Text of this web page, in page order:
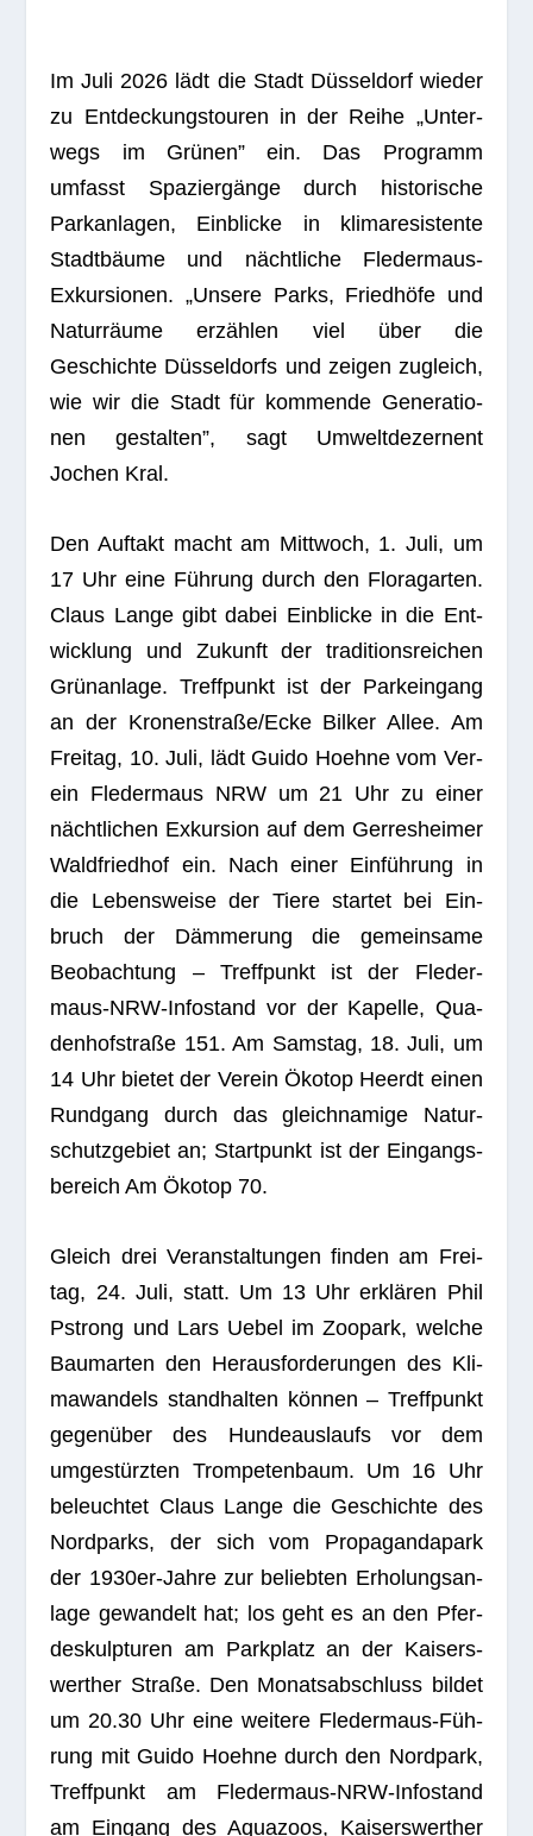
Im Juli 2026 lädt die Stadt Düs­sel­dorf wie­der
zu Ent­de­ckungs­tou­ren in der Reihe „Unter­
wegs im Grü­nen” ein. Das Pro­gramm
umfasst Spa­zier­gänge durch his­to­ri­sche
Park­an­la­gen, Ein­bli­cke in kli­ma­re­sis­tente
Stadt­bäume und nächt­li­che Fle­der­maus-
Exkur­sio­nen. „Unsere Parks, Fried­höfe und
Natur­räume erzäh­len viel über die
Geschichte Düs­sel­dorfs und zei­gen zugleich,
wie wir die Stadt für kom­mende Gene­ra­tio­
nen gestal­ten”, sagt Umwelt­de­zer­nent
Jochen Kral.
Den Auf­takt macht am Mitt­woch, 1. Juli, um
17 Uhr eine Füh­rung durch den Flo­ra­gar­ten.
Claus Lange gibt dabei Ein­bli­cke in die Ent­
wick­lung und Zukunft der tra­di­ti­ons­rei­chen
Grün­an­lage. Treff­punkt ist der Park­ein­gang
an der Kronenstraße/Ecke Bil­ker Allee. Am
Frei­tag, 10. Juli, lädt Guido Hoehne vom Ver­
ein Fle­der­maus NRW um 21 Uhr zu einer
nächt­li­chen Exkur­sion auf dem Ger­res­hei­mer
Wald­fried­hof ein. Nach einer Ein­füh­rung in
die Lebens­weise der Tiere star­tet bei Ein­
bruch der Däm­me­rung die gemein­same
Beob­ach­tung – Treff­punkt ist der Fle­der­
maus-NRW-Info­stand vor der Kapelle, Qua­
den­hof­straße 151. Am Sams­tag, 18. Juli, um
14 Uhr bie­tet der Ver­ein Öko­top Heerdt einen
Rund­gang durch das gleich­na­mige Natur­
schutz­ge­biet an; Start­punkt ist der Ein­gangs­
be­reich Am Öko­top 70.
Gleich drei Ver­an­stal­tun­gen fin­den am Frei­
tag, 24. Juli, statt. Um 13 Uhr erklä­ren Phil
Pstrong und Lars Uebel im Zoo­park, wel­che
Baum­ar­ten den Her­aus­for­de­run­gen des Kli­
ma­wan­dels stand­hal­ten kön­nen – Treff­punkt
gegen­über des Hun­de­aus­laufs vor dem
umge­stürz­ten Trom­pe­ten­baum. Um 16 Uhr
beleuch­tet Claus Lange die Geschichte des
Nord­parks, der sich vom Pro­pa­gan­da­park
der 1930er-Jahre zur belieb­ten Erho­lungs­an­
lage gewan­delt hat; los geht es an den Pfer­
de­skulp­tu­ren am Park­platz an der Kai­sers­
wert­her Straße. Den Monats­ab­schluss bil­det
um 20.30 Uhr eine wei­tere Fle­der­maus-Füh­
rung mit Guido Hoehne durch den Nord­park,
Treff­punkt am Fle­der­maus-NRW-Info­stand
am Ein­gang des Aqua­zoos, Kai­sers­wert­her